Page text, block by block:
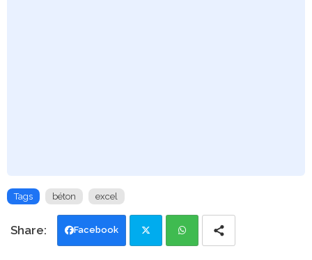
Tags béton excel
Facebook